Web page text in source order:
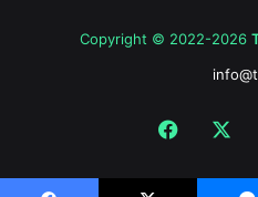
Copyright © 2022-2026